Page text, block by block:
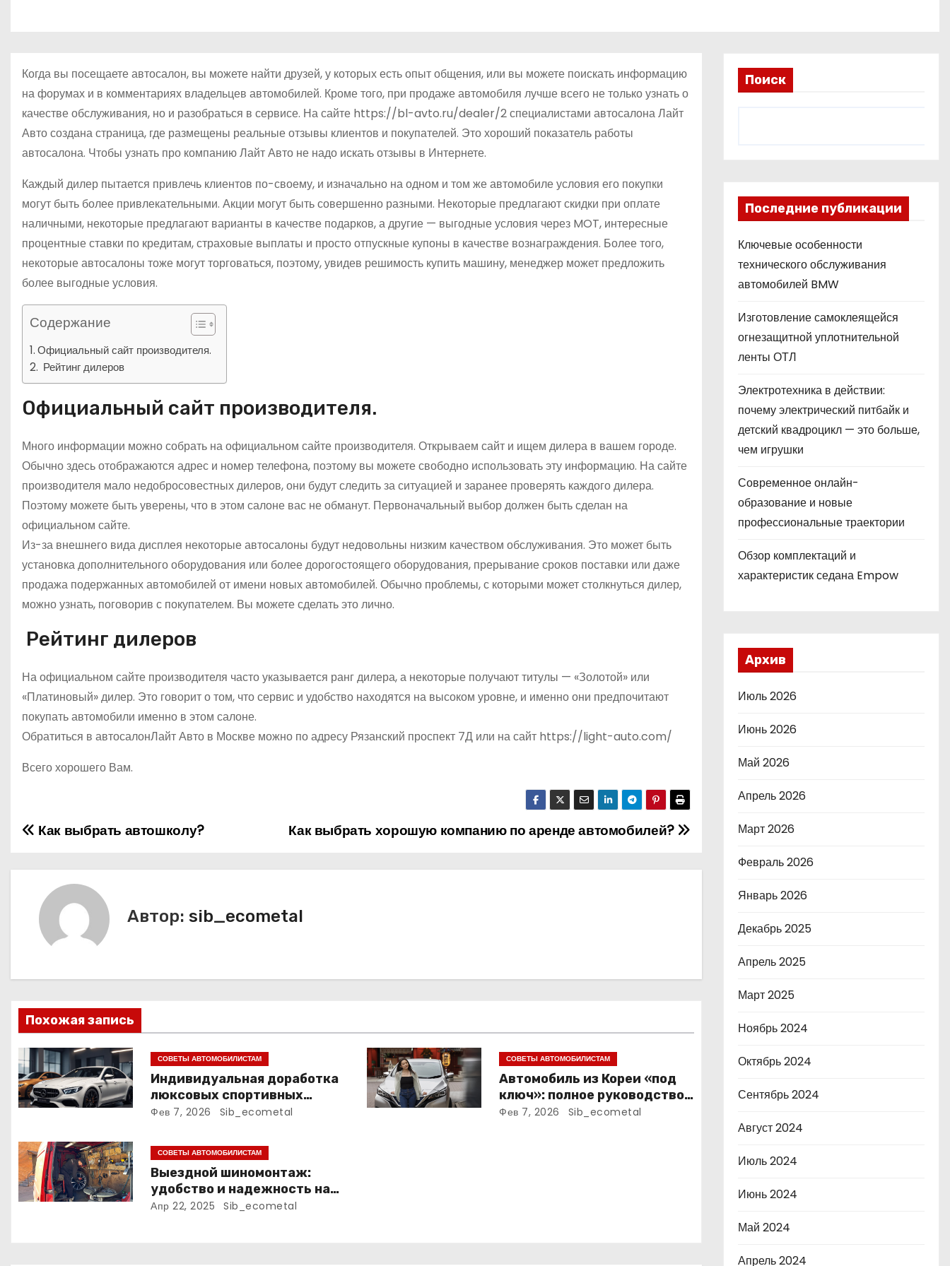
Когда вы посещаете автосалон, вы можете найти друзей, у которых есть опыт общения, или вы можете поискать информацию
на форумах и в комментариях владельцев автомобилей. Кроме того, при продаже автомобиля лучше всего не только узнать о
качестве обслуживания, но и разобраться в сервисе. На сайте https://bl-avto.ru/dealer/2 специалистами автосалона Лайт
Авто создана страница, где размещены реальные отзывы клиентов и покупателей. Это хороший показатель работы
автосалона. Чтобы узнать про компанию Лайт Авто не надо искать отзывы в Интернете.
Каждый дилер пытается привлечь клиентов по-своему, и изначально на одном и том же автомобиле условия его покупки
могут быть более привлекательными. Акции могут быть совершенно разными. Некоторые предлагают скидки при оплате
наличными, некоторые предлагают варианты в качестве подарков, а другие — выгодные условия через MOT, интересные
процентные ставки по кредитам, страховые выплаты и просто отпускные купоны в качестве вознаграждения. Более того,
некоторые автосалоны тоже могут торговаться, поэтому, увидев решимость купить машину, менеджер может предложить
более выгодные условия.
Содержание
Официальный сайт производителя.
Рейтинг дилеров
Официальный сайт производителя.
Много информации можно собрать на официальном сайте производителя. Открываем сайт и ищем дилера в вашем городе.
Обычно здесь отображаются адрес и номер телефона, поэтому вы можете свободно использовать эту информацию. На сайте
производителя мало недобросовестных дилеров, они будут следить за ситуацией и заранее проверять каждого дилера.
Поэтому можете быть уверены, что в этом салоне вас не обманут. Первоначальный выбор должен быть сделан на
официальном сайте.
Из-за внешнего вида дисплея некоторые автосалоны будут недовольны низким качеством обслуживания. Это может быть
установка дополнительного оборудования или более дорогостоящего оборудования, прерывание сроков поставки или даже
продажа подержанных автомобилей от имени новых автомобилей. Обычно проблемы, с которыми может столкнуться дилер,
можно узнать, поговорив с покупателем. Вы можете сделать это лично.
Рейтинг дилеров
На официальном сайте производителя часто указывается ранг дилера, а некоторые получают титулы — «Золотой» или
«Платиновый» дилер. Это говорит о том, что сервис и удобство находятся на высоком уровне, и именно они предпочитают
покупать автомобили именно в этом салоне.
Обратиться в автосалонЛайт Авто в Москве можно по адресу Рязанский проспект 7Д или на сайт https://light-auto.com/
Всего хорошего Вам.
Н
а
а
ц
и
я
п
з
а
Как выбрать хорошую компанию по аренде автомобилей?
Как выбрать автошколу?
Автор: sib_ecometal
Похожая запись
СОВЕТЫ АВТОМОБИЛИСТАМ
Индивидуальная доработка
люксовых спортивных
седанов: технические и
Фев 7, 2026 Sib_ecometal
СОВЕТЫ АВТОМОБИЛИСТАМ
Автомобиль из Кореи «под
ключ»: полное руководство
по покупке на аукционе и
Фев 7, 2026 Sib_ecometal
СОВЕТЫ АВТОМОБИЛИСТАМ
Выездной шиномонтаж:
удобство и надежность на
Киевском Шоссе
Апр 22, 2025 Sib_ecometal
Поиск
Последние публикации
Ключевые особенности
технического обслуживания
автомобилей BMW
Изготовление самоклеящейся
огнезащитной уплотнительной
ленты ОТЛ
Электротехника в действии:
почему электрический питбайк и
детский квадроцикл — это больше,
чем игрушки
Современное онлайн-
образование и новые
профессиональные траектории
Обзор комплектаций и
характеристик седана Empow
Архив
Июль 2026
Июнь 2026
Май 2026
Апрель 2026
Март 2026
Февраль 2026
Январь 2026
Декабрь 2025
Апрель 2025
Март 2025
Ноябрь 2024
Октябрь 2024
Сентябрь 2024
Август 2024
Июль 2024
Июнь 2024
Май 2024
Апрель 2024